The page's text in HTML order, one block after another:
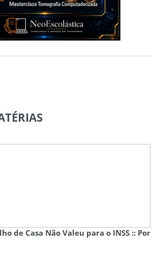
de Casa Não Valeu para o INSS :: Por